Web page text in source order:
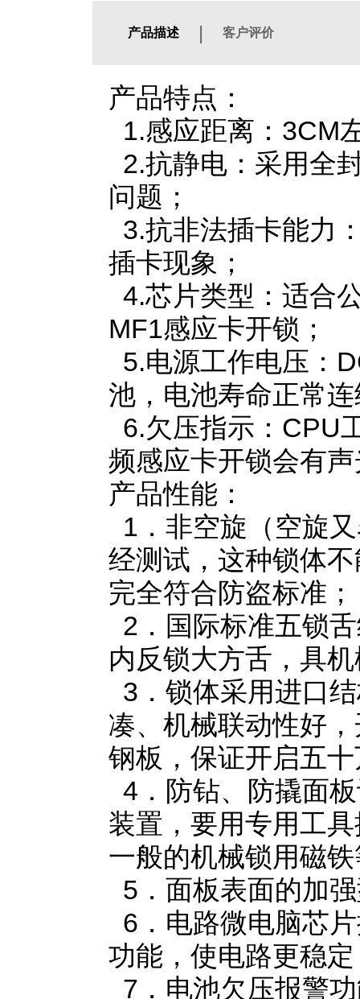
产品描述 | 客户评价
产品特点：
1.感应距离：3CM
2.抗静电：采用全
问题；
3.抗非法插卡能力
插卡现象；
4.芯片类型：适合
MF1感应卡开锁；
5.电源工作电压：
池，电池寿命正常
6.欠压指示：CPU
频感应卡开锁会有
产品性能：
1．非空旋（空旋
经测试，这种锁体
完全符合防盗标准；
2．国际标准五锁
内反锁大方舌，具
3．锁体采用进口
凑、机械联动性好
钢板，保证开启五
4．防钻、防撬面
装置，要用专用工
一般的机械锁用磁
5．面板表面的加
6．电路微电脑芯
功能，使电路更稳
7．电池欠压报警